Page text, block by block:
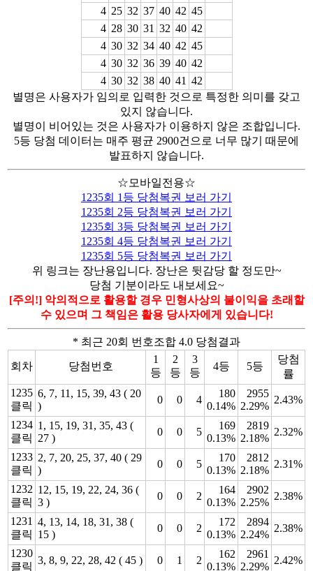
4 25 32 37 40 42 45
4 28 30 31 32 40 42
4 30 32 34 40 42 45
4 30 32 36 39 40 42
4 30 32 38 40 41 42
별명은 사용자가 임의로 입력한 것으로 특정한 의미를 갖고
있지 않습니다.
별명이 비어있는 것은 사용자가 이용하지 않은 조합입니다.
5등 당첨 데이터는 매주 평균 2900건으로 너무 많기 때문에
발표하지 않습니다.
☆모바일전용☆
1235회 1등 당첨복권 보러 가기
1235회 2등 당첨복권 보러 가기
1235회 3등 당첨복권 보러 가기
1235회 4등 당첨복권 보러 가기
1235회 5등 당첨복권 보러 가기
위 링크는 장난용입니다. 장난은 뒷감당 할 정도만~
당첨 기분이라도 내보세요~
[주의!] 악의적으로 활용할 경우 민형사상의 불이익을 초래할
수 있으며 그 책임은 활용 당사자에게 있습니다!
* 최근 20회 번호조합 4.0 당첨결과
회차 당첨번호
1
등
2
등
3
등
4등 5등
당첨
률
1235
클릭
6, 7, 11, 15, 39, 43 ( 20
)
0 0 4
180
0.14%
2955
2.29%
2.43%
1234
클릭
1, 15, 19, 31, 35, 43 (
27 )
0 0 5
169
0.13%
2819
2.18%
2.32%
1233
클릭
2, 7, 20, 25, 37, 40 ( 29
)
0 0 5
170
0.13%
2812
2.18%
2.31%
1232
클릭
12, 15, 19, 22, 24, 36 (
3 )
0 0 2
164
0.13%
2902
2.25%
2.38%
1231
클릭
4, 13, 14, 18, 31, 38 (
15 )
0 0 2
172
0.13%
2894
2.24%
2.38%
1230
클릭
3, 8, 9, 22, 28, 42 ( 45 ) 0 1 2
162
0.13%
2961
2.29%
2.42%